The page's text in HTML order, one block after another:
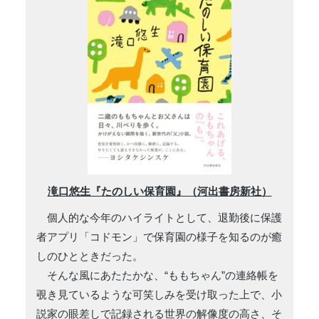
滝口悠生『たのしい保育園』（河出書房新社）
個人的な今年のハイライトとして、退勤後に保護
者アプリ「コドモン」で保育園の様子を知るのが癒
しのひとときだった。
そんな風にあたたかな、“ももちゃん”の連絡帳を
覗き見ているような可笑しみを受け取った上で、小
説家の眼差しで記録される世界の解像度の高さ、そ